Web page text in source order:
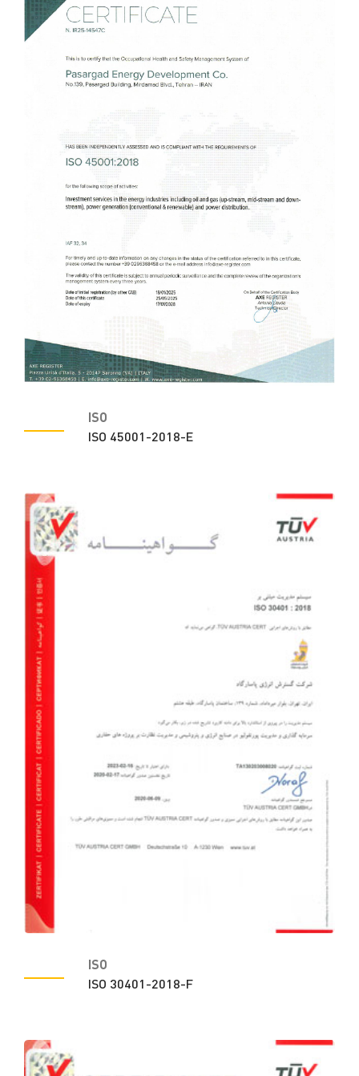
ISO
ISO 45001-2018-E
ISO
ISO 30401-2018-F